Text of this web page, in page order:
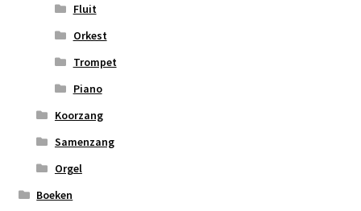
Fluit
Orkest
Trompet
Piano
Koorzang
Samenzang
Orgel
Boeken